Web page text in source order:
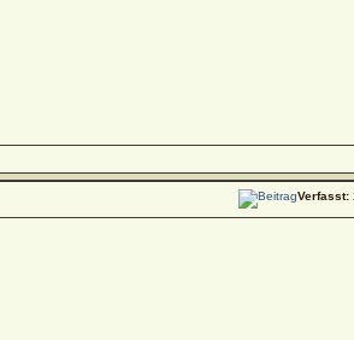
Verfasst: